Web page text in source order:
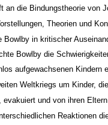
an die Bindungstheorie von
Theorien und
Bowlby in kritischer
Bowlby die
aufgewachsenen Kindern
Weltkriegs um Kinder,
und von ihren
Reaktionen